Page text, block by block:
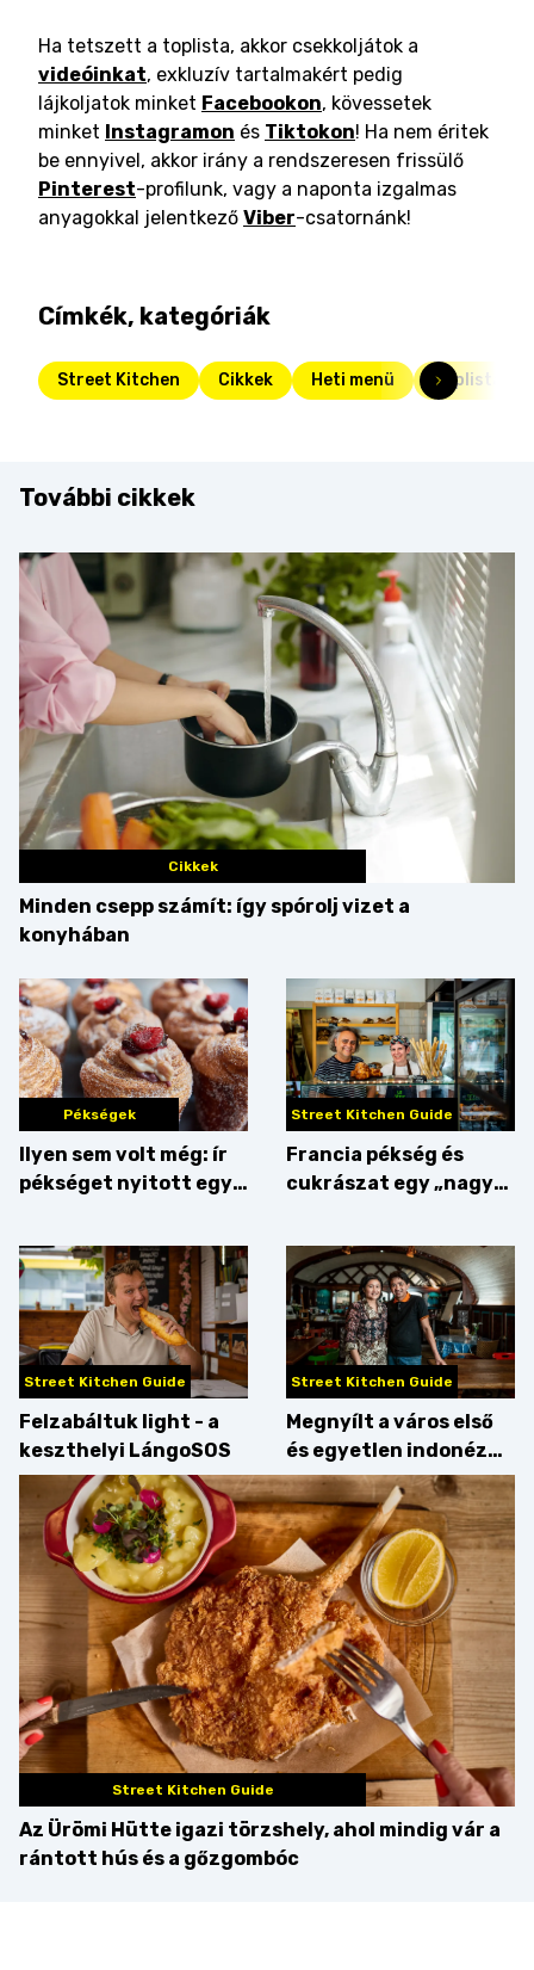
Ha tetszett a toplista, akkor csekkoljátok a
videóinkat, exkluzív tartalmakért pedig
lájkoljatok minket Facebookon, kövessetek
minket Instagramon és Tiktokon! Ha nem éritek
be ennyivel, akkor irány a rendszeresen frissülő
Pinterest-profilunk, vagy a naponta izgalmas
anyagokkal jelentkező Viber-csatornánk!
Címkék, kategóriák
Street Kitchen Cikkek Heti menü Toplista
További cikkek
Cikkek
Minden csepp számít: így spórolj vizet a
konyhában
Pékségek
Ilyen sem volt még: ír
pékséget nyitott egy
Street Kitchen Guide
Francia pékség és
cukrászat egy „nagy
Street Kitchen Guide
Felzabáltuk light - a
keszthelyi LángoSOS
Street Kitchen Guide
Megnyílt a város első
és egyetlen indonéz
étterme a Kolosy
téren, mi pedig
kipróbáltuk!
Street Kitchen Guide
Az Ürömi Hütte igazi törzshely, ahol mindig vár a
rántott hús és a gőzgombóc